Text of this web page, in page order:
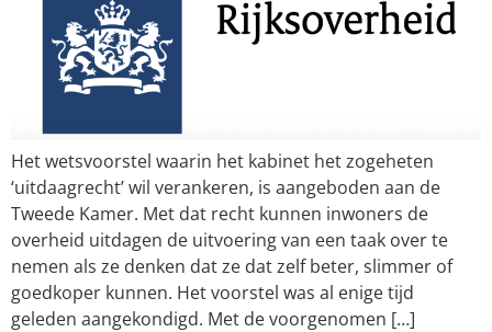
Het wetsvoorstel waarin het kabinet het zogeheten
‘uitdaagrecht’ wil verankeren, is aangeboden aan de
Tweede Kamer. Met dat recht kunnen inwoners de
overheid uitdagen de uitvoering van een taak over te
nemen als ze denken dat ze dat zelf beter, slimmer of
goedkoper kunnen. Het voorstel was al enige tijd
geleden aangekondigd. Met de voorgenomen […]